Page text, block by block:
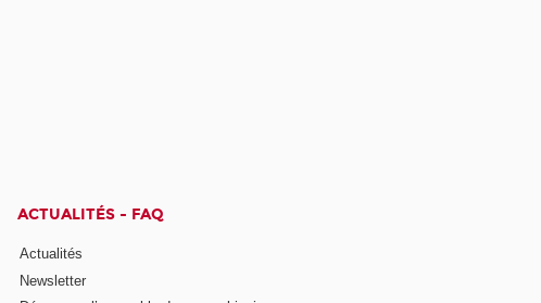
ACTUALITÉS - FAQ
Actualités
Newsletter